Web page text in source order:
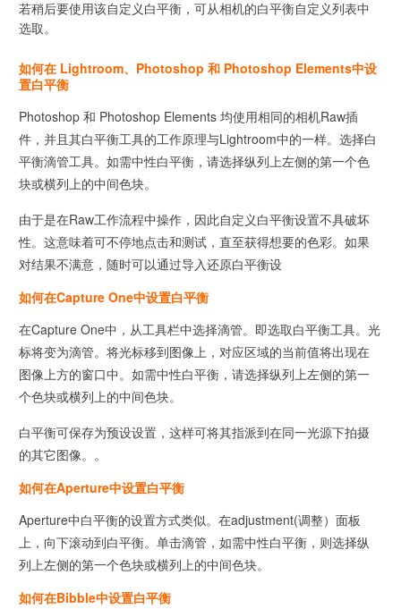
若稍后要使用该自定义白平衡，可从相机的白平衡自定义列表中
选取。
如何在 Lightroom、Photoshop 和 Photoshop Elements中设
置白平衡
Photoshop 和 Photoshop Elements 均使用相同的相机Raw插
件，并且其白平衡工具的工作原理与Lightroom中的一样。选择白
平衡滴管工具。如需中性白平衡，请选择纵列上左侧的第一个色
块或横列上的中间色块。
由于是在Raw工作流程中操作，因此自定义白平衡设置不具破坏
性。这意味着可不停地点击和测试，直至获得想要的色彩。如果
对结果不满意，随时可以通过导入还原白平衡设
如何在Capture One中设置白平衡
在Capture One中，从工具栏中选择滴管。即选取白平衡工具。光
标将变为滴管。将光标移到图像上，对应区域的当前值将出现在
图像上方的窗口中。如需中性白平衡，请选择纵列上左侧的第一
个色块或横列上的中间色块。
白平衡可保存为预设设置，这样可将其指派到在同一光源下拍摄
的其它图像。。
如何在Aperture中设置白平衡
Aperture中白平衡的设置方式类似。在adjustment(调整）面板
上，向下滚动到白平衡。单击滴管，如需中性白平衡，则选择纵
列上左侧的第一个色块或横列上的中间色块。
如何在Bibble中设置白平衡